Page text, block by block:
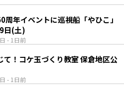
- 1日前
周年イベントに巡視船「やひこ」
19日(土)
- 1日前
て！コケ玉づくり教室 保倉地区公